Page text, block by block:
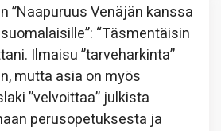
”Naapuruus Venäjän kanssa
: “Täsmentäisin
Ilmaisu ”tarveharkinta”
mutta asia on myös
”velvoittaa” julkista
perusopetuksesta ja